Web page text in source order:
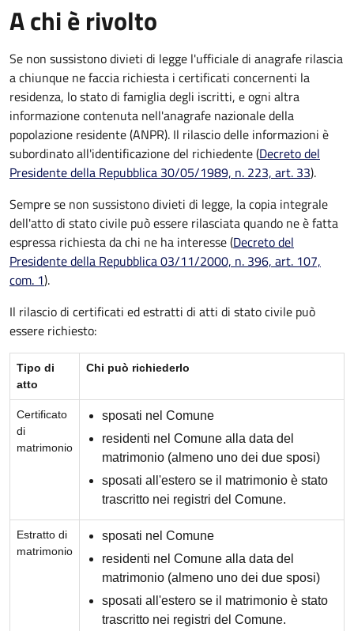
A chi è rivolto
Se non sussistono divieti di legge l'ufficiale di anagrafe rilascia
a chiunque ne faccia richiesta i certificati concernenti la
residenza, lo stato di famiglia degli iscritti, e ogni altra
informazione contenuta nell'anagrafe nazionale della
popolazione residente (ANPR). Il rilascio delle informazioni è
subordinato all'identificazione del richiedente (Decreto del
Presidente della Repubblica 30/05/1989, n. 223, art. 33).
Sempre se non sussistono divieti di legge, la copia integrale
dell'atto di stato civile può essere rilasciata quando ne è fatta
espressa richiesta da chi ne ha interesse (Decreto del
Presidente della Repubblica 03/11/2000, n. 396, art. 107,
com. 1).
Il rilascio di certificati ed estratti di atti di stato civile può
essere richiesto:
Tipo di
atto
Chi può richiederlo
Certificato
di
matrimonio
sposati nel Comune
residenti nel Comune alla data del
matrimonio (almeno uno dei due sposi)
sposati all'estero se il matrimonio è stato
trascritto nei registri del Comune.
Estratto di
matrimonio
sposati nel Comune
residenti nel Comune alla data del
matrimonio (almeno uno dei due sposi)
sposati all'estero se il matrimonio è stato
trascritto nei registri del Comune.